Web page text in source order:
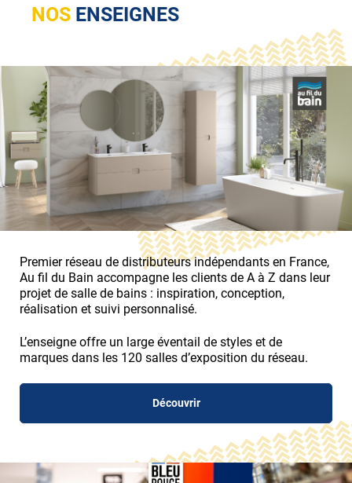
NOS ENSEIGNES
Premier réseau de distributeurs indépendants en France,
Au fil du Bain accompagne les clients de A à Z dans leur
projet de salle de bains : inspiration, conception,
réalisation et suivi personnalisé.
L’enseigne offre un large éventail de styles et de
marques dans les 120 salles d’exposition du réseau.
Découvrir